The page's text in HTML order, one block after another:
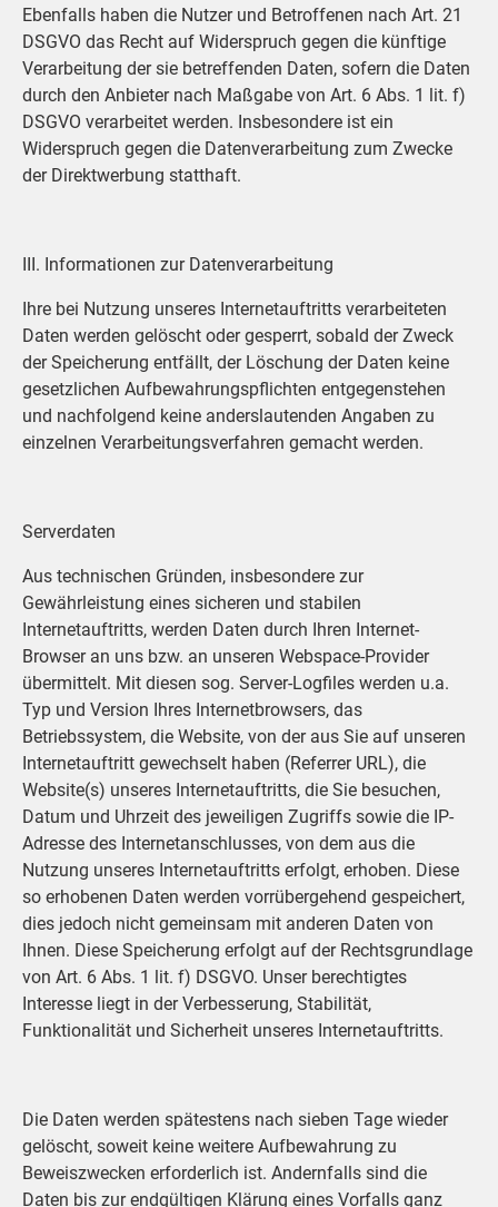
Ebenfalls haben die Nutzer und Betroffenen nach Art. 21
DSGVO das Recht auf Widerspruch gegen die künftige
Verarbeitung der sie betreffenden Daten, sofern die Daten
durch den Anbieter nach Maßgabe von Art. 6 Abs. 1 lit. f)
DSGVO verarbeitet werden. Insbesondere ist ein
Widerspruch gegen die Datenverarbeitung zum Zwecke
der Direktwerbung statthaft.
III. Informationen zur Datenverarbeitung
Ihre bei Nutzung unseres Internetauftritts verarbeiteten
Daten werden gelöscht oder gesperrt, sobald der Zweck
der Speicherung entfällt, der Löschung der Daten keine
gesetzlichen Aufbewahrungspflichten entgegenstehen
und nachfolgend keine anderslautenden Angaben zu
einzelnen Verarbeitungsverfahren gemacht werden.
Serverdaten
Aus technischen Gründen, insbesondere zur
Gewährleistung eines sicheren und stabilen
Internetauftritts, werden Daten durch Ihren Internet-
Browser an uns bzw. an unseren Webspace-Provider
übermittelt. Mit diesen sog. Server-Logfiles werden u.a.
Typ und Version Ihres Internetbrowsers, das
Betriebssystem, die Website, von der aus Sie auf unseren
Internetauftritt gewechselt haben (Referrer URL), die
Website(s) unseres Internetauftritts, die Sie besuchen,
Datum und Uhrzeit des jeweiligen Zugriffs sowie die IP-
Adresse des Internetanschlusses, von dem aus die
Nutzung unseres Internetauftritts erfolgt, erhoben. Diese
so erhobenen Daten werden vorrübergehend gespeichert,
dies jedoch nicht gemeinsam mit anderen Daten von
Ihnen. Diese Speicherung erfolgt auf der Rechtsgrundlage
von Art. 6 Abs. 1 lit. f) DSGVO. Unser berechtigtes
Interesse liegt in der Verbesserung, Stabilität,
Funktionalität und Sicherheit unseres Internetauftritts.
Die Daten werden spätestens nach sieben Tage wieder
gelöscht, soweit keine weitere Aufbewahrung zu
Beweiszwecken erforderlich ist. Andernfalls sind die
Daten bis zur endgültigen Klärung eines Vorfalls ganz